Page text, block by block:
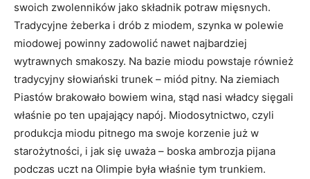
swoich zwolenników jako składnik potraw mięsnych.
Tradycyjne żeberka i drób z miodem, szynka w polewie
miodowej powinny zadowolić nawet najbardziej
wytrawnych smakoszy. Na bazie miodu powstaje również
tradycyjny słowiański trunek – miód pitny. Na ziemiach
Piastów brakowało bowiem wina, stąd nasi władcy sięgali
właśnie po ten upajający napój. Miodosytnictwo, czyli
produkcja miodu pitnego ma swoje korzenie już w
starożytności, i jak się uważa – boska ambrozja pijana
podczas uczt na Olimpie była właśnie tym trunkiem.